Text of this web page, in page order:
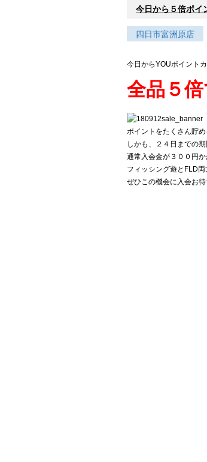
今日から５倍ポイ
四日市富洲原店
今日からYOUポイント
全品５
ポイントをたくさん貯め
しかも、２４日までの期
通常入会金が３００円
フィッシング遊とFLD
ぜひこの機会に入会お待